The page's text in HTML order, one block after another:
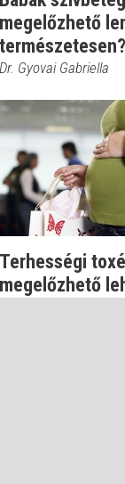
megelőzhető
természetesen?
Dr. Gyovai Gabriella
Terhességi
megelőzhető